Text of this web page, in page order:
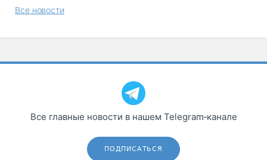
Все новости
Все главные новости в нашем Telegram‑канале
ПОДПИСАТЬСЯ